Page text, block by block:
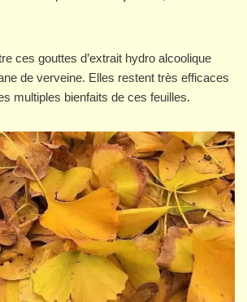
ces gouttes d’extrait hydro alcoolique
de verveine. Elles restent très efficaces
multiples bienfaits de ces feuilles.